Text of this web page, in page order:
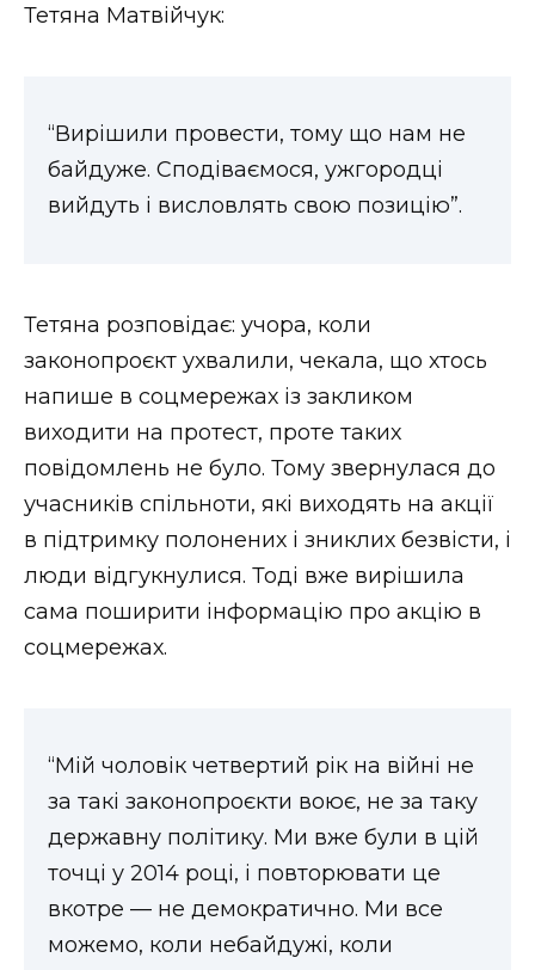
Тетяна Матвійчук:
“Вирішили провести, тому що нам не
байдуже. Сподіваємося, ужгородці
вийдуть і висловлять свою позицію”.
Тетяна розповідає: учора, коли
законопроєкт ухвалили, чекала, що хтось
напише в соцмережах із закликом
виходити на протест, проте таких
повідомлень не було. Тому звернулася до
учасників спільноти, які виходять на акції
в підтримку полонених і зниклих безвісти, і
люди відгукнулися. Тоді вже вирішила
сама поширити інформацію про акцію в
соцмережах.
“Мій чоловік четвертий рік на війні не
за такі законопроєкти воює, не за таку
державну політику. Ми вже були в цій
точці у 2014 році, і повторювати це
вкотре — не демократично. Ми все
можемо, коли небайдужі, коли